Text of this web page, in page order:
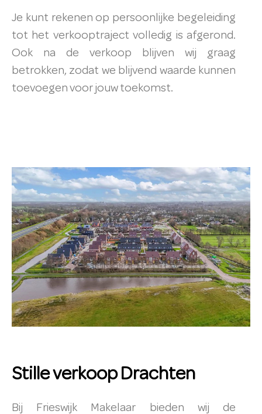
Je kunt rekenen op persoonlijke begeleiding
tot het verkooptraject volledig is afgerond.
Ook na de verkoop blijven wij graag
betrokken, zodat we blijvend waarde kunnen
toevoegen voor jouw toekomst.
Stille verkoop Drachten
Bij Frieswijk Makelaar bieden wij de